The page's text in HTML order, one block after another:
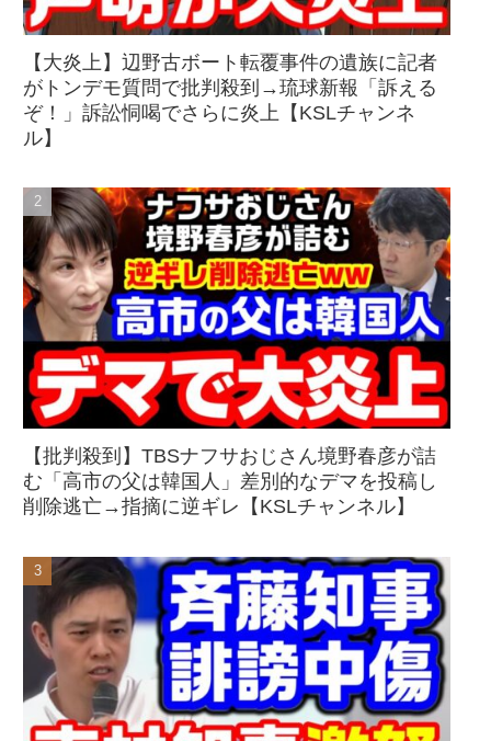
【大炎上】辺野古ボート転覆事件の遺族に記者
がトンデモ質問で批判殺到→琉球新報「訴える
ぞ！」訴訟恫喝でさらに炎上【KSLチャンネ
ル】
【批判殺到】TBSナフサおじさん境野春彦が詰
む「高市の父は韓国人」差別的なデマを投稿し
削除逃亡→指摘に逆ギレ【KSLチャンネル】